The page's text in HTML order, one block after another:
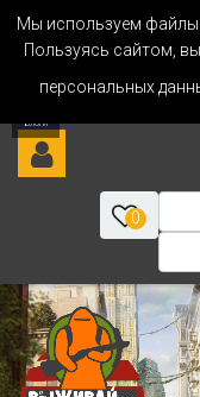
Мы используем файлы
Пользуясь сайтом,
персональных
0